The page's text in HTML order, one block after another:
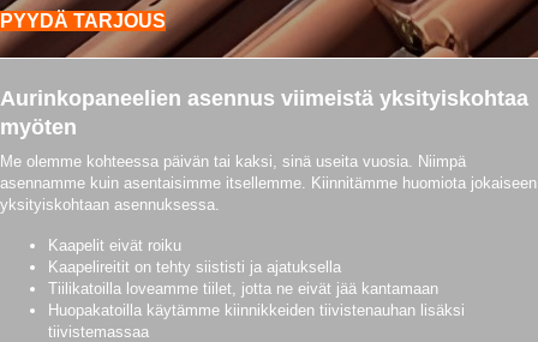
PYYDÄ TARJOUS
Aurinkopaneelien asennus viimeistä yksityiskohtaa
myöten
Me olemme kohteessa päivän tai kaksi, sinä useita vuosia. Niimpä
asennamme kuin asentaisimme itsellemme. Kiinnitämme huomiota jokaiseen
yksityiskohtaan asennuksessa.
Kaapelit eivät roiku
Kaapelireitit on tehty siististi ja ajatuksella
Tiilikatoilla loveamme tiilet, jotta ne eivät jää kantamaan
Huopakatoilla käytämme kiinnikkeiden tiivistenauhan lisäksi
tiivistemassaa